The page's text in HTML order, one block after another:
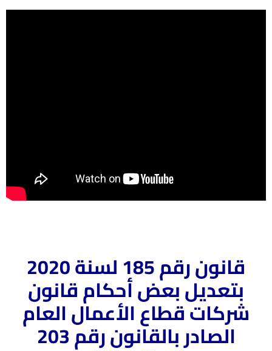
قانون رقم 185 لسنة 2020
بتعديل بعض أحكام قانون
شركات قطاع الأعمال العام
الصادر بالقانون رقم 203